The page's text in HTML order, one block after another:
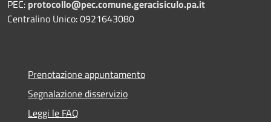
PEC: protocollo@pec.comune.geracisiculo.pa.it
Centralino Unico: 0921643080
Prenotazione appuntamento
Segnalazione disservizio
Leggi le FAQ